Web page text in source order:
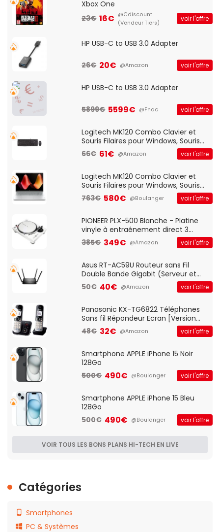
Xbox One
23€ 16€ @Cdiscount
(Vendeur Tiers)
voir l'offre
HP USB-C to USB 3.0 Adapter
26€ 20€ @Amazon voir l'offre
HP USB-C to USB 3.0 Adapter
5899€ 5599€ @Fnac voir l'offre
Logitech MK120 Combo Clavier et
Souris Filaires pour Windows, Souris
Optique Filaire, Connexion USB Plug
And Play, Confortable, Taille
QWERTY UK - Noir
66€ 61€ @Amazon voir l'offre
Logitech MK120 Combo Clavier et
Souris Filaires pour Windows, Souris
Optique Filaire, Connexion USB Plug
And Play, Confortable, Taille
QWERTY UK - Noir
763€ 580€ @Boulanger voir l'offre
PIONEER PLX-500 Blanche - Platine
vinyle à entraénement direct 3
vitesses (33-45-78 trs/min) avec
pre-ampli intégré et port USB
385€ 349€ @Amazon voir l'offre
Asus RT-AC59U Routeur sans Fil
Double Bande Gigabit (Serveur et
Client VPN, Triple Vlan, Mode Point
d'accès et Bridge, contrôle Parental,
50€ 40€ @Amazon voir l'offre
Panasonic KX-TG6822 Téléphones
Sans fil Répondeur Ecran [Version
Française]
48€ 32€ @Amazon voir l'offre
Smartphone APPLE iPhone 15 Noir
128Go
500€ 490€ @Boulanger voir l'offre
Smartphone APPLE iPhone 15 Bleu
128Go
500€ 490€ @Boulanger voir l'offre
VOIR TOUS LES BONS PLANS HI-TECH EN LIVE
Catégories
Smartphones
PC & Systèmes